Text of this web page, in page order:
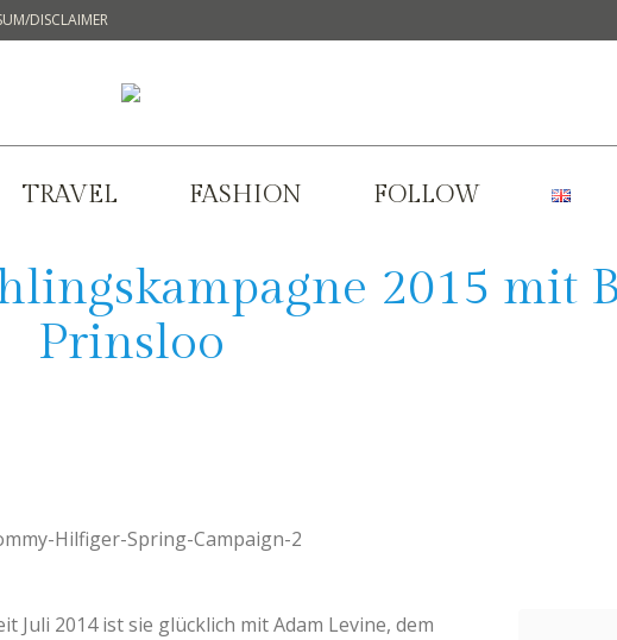
DISCLAIMER
TRAVEL FASHION FOLLOW
2015 mit
Prinsloo
2014 ist sie glücklich mit Adam Levine, dem